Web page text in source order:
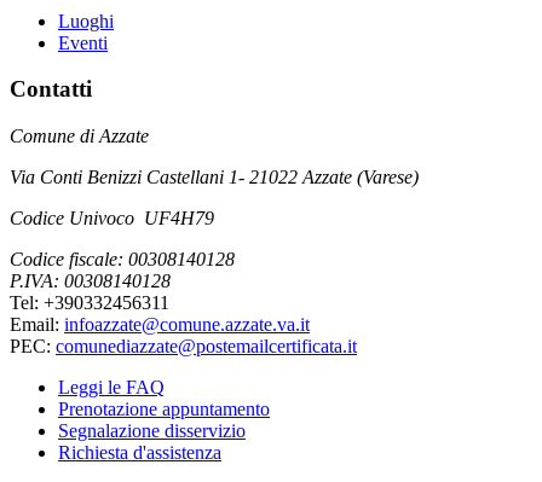
Luoghi
Eventi
Contatti
Comune di Azzate
Via Conti Benizzi Castellani 1- 21022 Azzate (Varese)
Codice Univoco UF4H79
Codice fiscale: 00308140128
P.IVA: 00308140128
Tel: +390332456311
Email: infoazzate@comune.azzate.va.it
PEC: comunediazzate@postemailcertificata.it
Leggi le FAQ
Prenotazione appuntamento
Segnalazione disservizio
Richiesta d'assistenza